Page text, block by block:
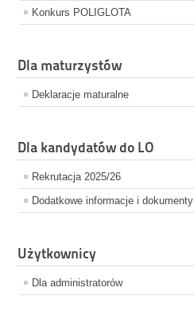
Konkurs POLIGLOTA
Dla maturzystów
Deklaracje maturalne
Dla kandydatów do LO
Rekrutacja 2025/26
Dodatkowe informacje i dokumenty
Użytkownicy
Dla administratorów